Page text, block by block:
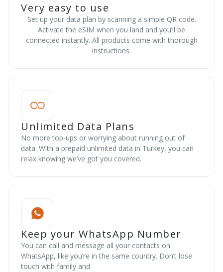
Very easy to use
Set up your data plan by scanning a simple QR code.
Activate the eSIM when you land and you’ll be
connected instantly. All products come with thorough
instructions.
Unlimited Data Plans
No more top-ups or worrying about running out of
data. With a prepaid unlimited data in Turkey, you can
relax knowing we’ve got you covered.
Keep your WhatsApp Number
You can call and message all your contacts on
WhatsApp, like you’re in the same country. Don’t lose
touch with family and